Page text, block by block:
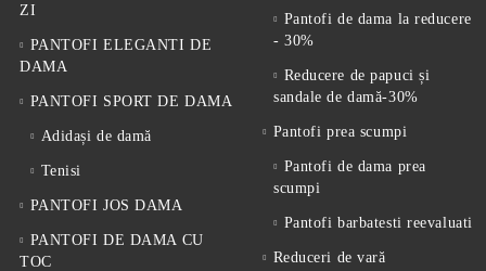
ZI
PANTOFI ELEGANTI DE
DAMA
PANTOFI SPORT DE DAMA
Adidași de damă
Tenisi
PANTOFI JOS DAMA
PANTOFI DE DAMA CU
TOC
Pantofi de dama la reducere
- 30%
Reducere de papuci și
sandale de damă-30%
Pantofi prea scumpi
Pantofi de dama prea
scumpi
Pantofi barbatesti reevaluati
Reduceri de vară